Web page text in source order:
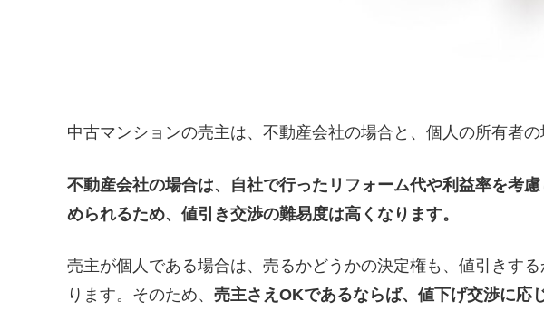
中古マンションの売主は、不動産会社の場合と、個人の所有者の
不動産会社の場合は、自社で行ったリフォーム代や利益率を考慮
められるため、値引き交渉の難易度は高くなります。
売主が個人である場合は、売るかどうかの決定権も、値引きす
ります。そのため、 売主さえOKであるならば、値下げ交渉に応